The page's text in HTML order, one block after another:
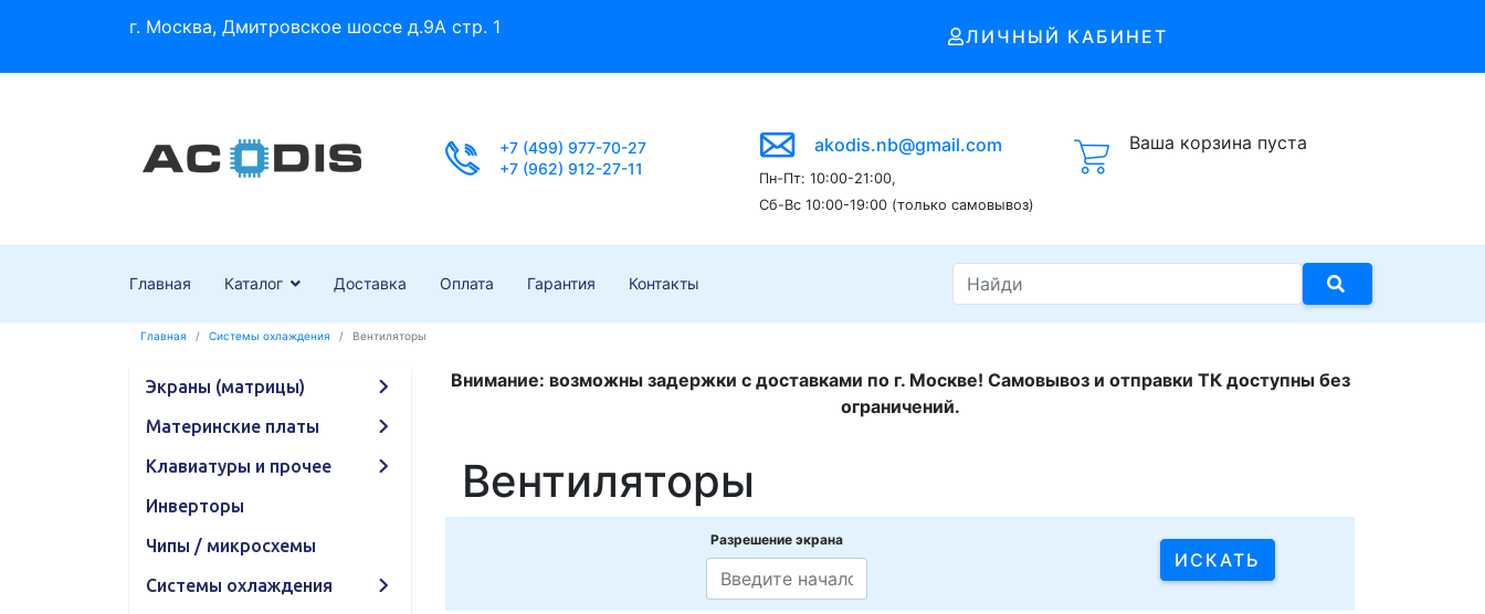
г. Москва, Дмитровское шоссе д.9А стр. 1 ЛИЧНЫЙ КАБИНЕТ
+7 (499) 977-70-27
+7 (962) 912-27-11
akodis.nb@gmail.com
Пн-Пт: 10:00-21:00,
Сб-Вс 10:00-19:00 (только самовывоз)
Ваша корзина пуста
Главная Каталог Доставка Оплата Гарантия Контакты
Главная Системы охлаждения Вентиляторы
Экраны (матрицы)
Материнские платы
Клавиатуры и прочее
Инверторы
Чипы / микросхемы
Системы охлаждения
Внимание: возможны задержки с доставками по г. Москве! Самовывоз и отправки ТК доступны без
ограничений.
Вентиляторы
Разрешение экрана